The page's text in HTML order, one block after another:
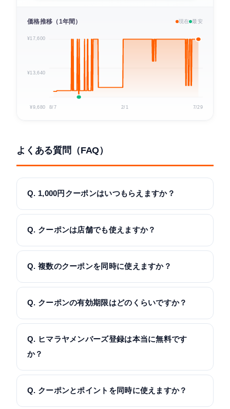
価格推移（1年間） 現在 最安
¥17,600
¥13,640
¥9,680 8/7 2/1 7/29
よくある質問（FAQ）
Q. 1,000円クーポンはいつもらえますか？
Q. クーポンは店舗でも使えますか？
Q. 複数のクーポンを同時に使えますか？
Q. クーポンの有効期限はどのくらいですか？
Q. ヒマラヤメンバーズ登録は本当に無料です
か？
Q. クーポンとポイントを同時に使えますか？